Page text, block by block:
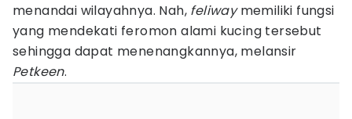
menandai wilayahnya. Nah, feliwaymemiliki fungsi
yang mendekati feromon alami kucing tersebut
sehingga dapat menenangkannya, melansir
Petkeen.